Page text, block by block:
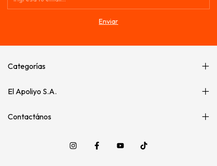
Categorías
El Apoliyo S.A.
Contactános